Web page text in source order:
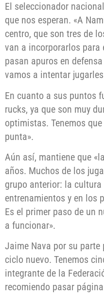
El seleccionador
que nos esperan. «A
centro, que son tres de
van a incorporarlos para
pasan apuros en
vamos a intentar
En cuanto a sus puntos
rucks, ya que son muy
optimistas. Tenemos
punta».
Aún así, mantiene que
años. Muchos de los
grupo anterior: la
entrenamientos y en los
Es el primer paso de un
a funcionar».
Jaime Nava por su
ciclo nuevo. Tenemos
integrante de la
recomiendo pasar